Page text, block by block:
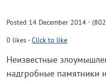
Posted 14 December 2014 ·
0 likes-Click to like
Неизвестные
надгробные памятники